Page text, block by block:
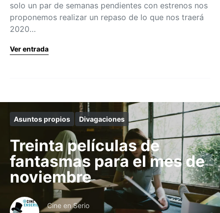
solo un par de semanas pendientes con estrenos nos
proponemos realizar un repaso de lo que nos traerá
2020…
Ver entrada
Asuntos propios Divagaciones
Treinta películas de
fantasmas para el mes de
noviembre
Cine en Serio